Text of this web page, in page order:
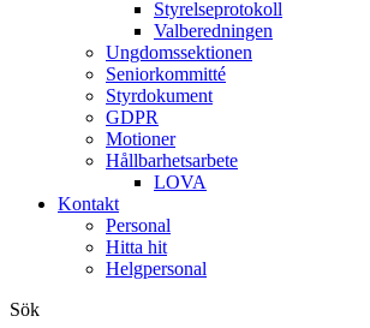
Styrelseprotokoll
Valberedningen
Ungdomssektionen
Seniorkommitté
Styrdokument
GDPR
Motioner
Hållbarhetsarbete
LOVA
Kontakt
Personal
Hitta hit
Helgpersonal
Sök